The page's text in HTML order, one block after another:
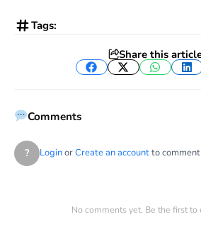
Tags:
Share this
Facebook
Twitter
Comments
? LoginorCreate an accountto comment
No comments yet. Be the first to